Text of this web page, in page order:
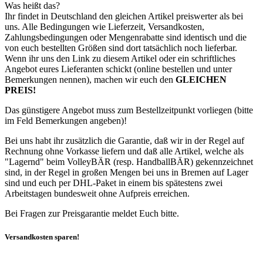
Was heißt das?
Ihr findet in Deutschland den gleichen Artikel preiswerter als bei
uns. Alle Bedingungen wie Lieferzeit, Versandkosten,
Zahlungsbedingungen oder Mengenrabatte sind identisch und die
von euch bestellten Größen sind dort tatsächlich noch lieferbar.
Wenn ihr uns den Link zu diesem Artikel oder ein schriftliches
Angebot eures Lieferanten schickt (online bestellen und unter
Bemerkungen nennen), machen wir euch den GLEICHEN
PREIS!
Das günstigere Angebot muss zum Bestellzeitpunkt vorliegen (bitte
im Feld Bemerkungen angeben)!
Bei uns habt ihr zusätzlich die Garantie, daß wir in der Regel auf
Rechnung ohne Vorkasse liefern und daß alle Artikel, welche als
"Lagernd" beim VolleyBÄR (resp. HandballBÄR) gekennzeichnet
sind, in der Regel in großen Mengen bei uns in Bremen auf Lager
sind und euch per DHL-Paket in einem bis spätestens zwei
Arbeitstagen bundesweit ohne Aufpreis erreichen.
Bei Fragen zur Preisgarantie meldet Euch bitte.
Versandkosten sparen!